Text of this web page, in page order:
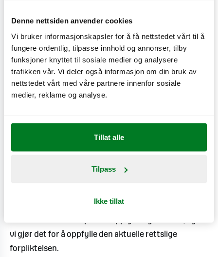
Denne nettsiden anvender cookies
Vi bruker informasjonskapsler for å få nettstedet vårt til å
fungere ordentlig, tilpasse innhold og annonser, tilby
funksjoner knyttet til sosiale medier og analysere
trafikken vår. Vi deler også informasjon om din bruk av
nettstedet vårt med våre partnere innenfor sosiale
medier, reklame og analyse.
Tillat alle
Tilpass
Ikke tillat
trafikkdata, nettlogger og andre
kommunikasjonsdata.
Behandling av
personopplysninger som vi er
Hvorfor vi behandler personopplysningene dine for
vi gjør det for å oppfylle den aktuelle rettslige
forpliktelsen.